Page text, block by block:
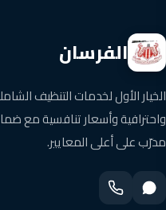
الفرسان
الخيار الأول لخدمات التنظيف
واحترافية وأسعار تنافسية مع
مدرّب على أعلى المعايير.